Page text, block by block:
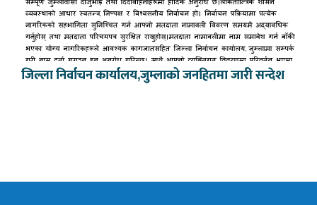
जिल्ला निर्वाचन कार्यालय,जुम्लाको जनहितमा जारी सन्देश